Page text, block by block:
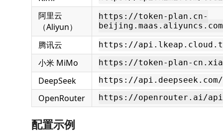
阿里云
（Aliyun）
https://token-plan.cn-
腾讯云 https://
小米 MiMo https://token-plan-
DeepSeek https://
OpenRouter https://openrouter.ai/api
配置示例